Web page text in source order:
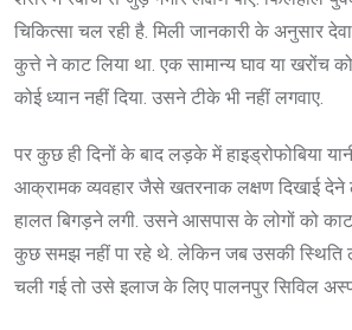
चिकित्सा चल रही है. मिली जानकारी के अनुसार
कुत्ते ने काट लिया था. एक सामान्य घाव या खरोंच
कोई ध्यान नहीं दिया. उसने टीके भी नहीं लगवाए.
पर कुछ ही दिनों के बाद लड़के में हाइड्रोफोबिया
आक्रामक व्यवहार जैसे खतरनाक लक्षण दिखाई देने
हालत बिगड़ने लगी. उसने आसपास के लोगों को
कुछ समझ नहीं पा रहे थे. लेकिन जब उसकी स्थिति
चली गई तो उसे इलाज के लिए पालनपुर सिविल